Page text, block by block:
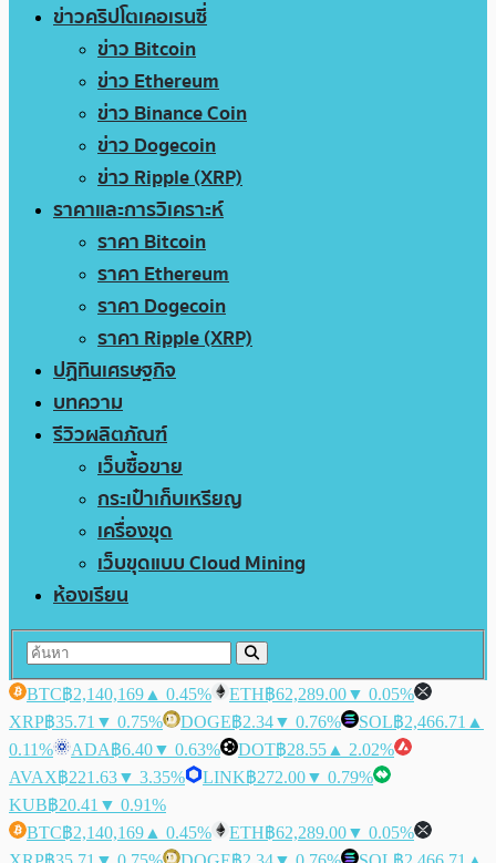
ข่าวคริปโตเคอเรนซี่
ข่าว Bitcoin
ข่าว Ethereum
ข่าว Binance Coin
ข่าว Dogecoin
ข่าว Ripple (XRP)
ราคาและการวิเคราะห์
ราคา Bitcoin
ราคา Ethereum
ราคา Dogecoin
ราคา Ripple (XRP)
ปฏิทินเศรษฐกิจ
บทความ
รีวิวผลิตภัณฑ์
เว็บซื้อขาย
กระเป๋าเก็บเหรียญ
เครื่องขุด
เว็บขุดแบบ Cloud Mining
ห้องเรียน
BTC฿2,140,169 ▲ 0.45% ETH฿62,289.00▼ 0.05%
XRP฿35.71 ▼ 0.75% DOGE฿2.34▼ 0.76% SOL฿2,466.71 ▲
0.11%
ADA฿6.40▼ 0.63% DOT฿28.55 ▲ 2.02%
AVAX฿221.63▼ 3.35% LINK฿272.00▼ 0.79%
KUB฿20.41 ▼ 0.91%
BTC฿2,140,169 ▲ 0.45% ETH฿62,289.00▼ 0.05%